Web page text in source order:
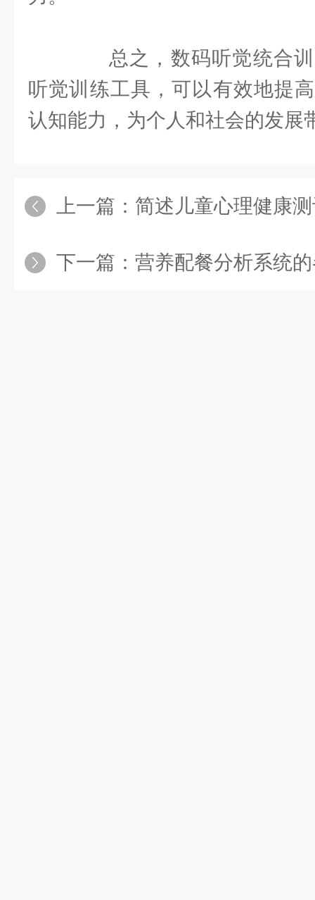
总之，数码听觉统合训
听觉训练工具，可以有效地提
认知能力，为个人和社会的发展
上一篇： 简述儿童心理健康测
下一篇： 营养配餐分析系统